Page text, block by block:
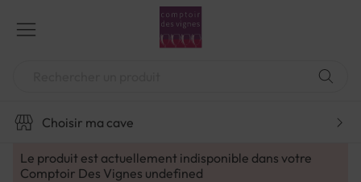
contenu
Choisir ma cave
Le produit est actuellement indisponible dans votre
Comptoir Des Vignes undefined